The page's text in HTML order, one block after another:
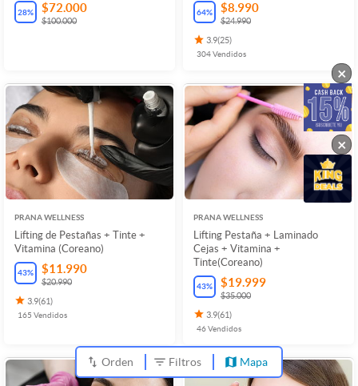
28% $72.000
$100.000
64% $8.990
$24.990
3.9(25)
304Vendidos
PRANA WELLNESS
Lifting de Pestañas + Tinte +
Vitamina (Coreano)
43% $11.990
$20.990
3.9(61)
165 Vendidos
PRANA WELLNESS
Lifting Pestaña + Laminado
Cejas + Vitamina +
Tinte(Coreano)
43% $19.999
$35.000
3.9(61)
46Vendidos
Orden Filtros Mapa
×
×